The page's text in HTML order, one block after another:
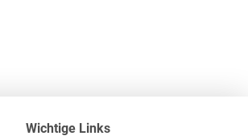
Wichtige Links